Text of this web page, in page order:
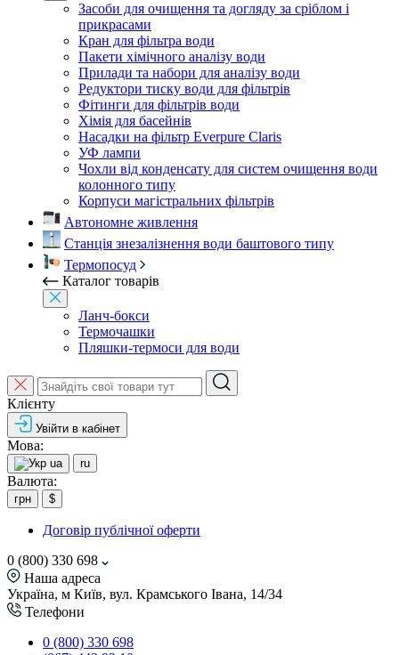
Засоби для очищення та догляду за сріблом і
прикрасами
Кран для фільтра води
Пакети хімічного аналізу води
Прилади та набори для аналізу води
Редуктори тиску води для фільтрів
Фітинги для фільтрів води
Хімія для басейнів
Насадки на фільтр Everpure Claris
УФ лампи
Чохли від конденсату для систем очищення води
колонного типу
Корпуси магістральних фільтрів
Автономне живлення
Станція знезалізнення води баштового типу
Термопосуд
Каталог товарів
Ланч-бокси
Термочашки
Пляшки-термоси для води
Клієнту
Увійти в кабінет
Мова:
ua ru
Валюта:
грн $
Договір публічної оферти
0 (800) 330 698
Наша адреса
Україна, м Київ, вул. Крамського Івана, 14/34
Телефони
0 (800) 330 698